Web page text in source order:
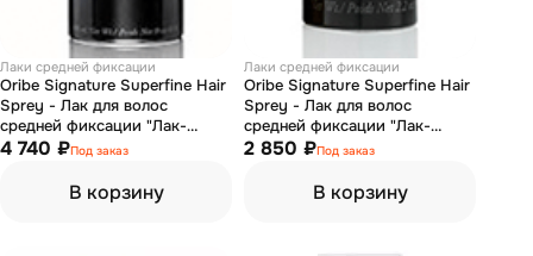
Лаки средней фиксации
Oribe Signature Superfine Hair
Sprey - Лак для волос
средней фиксации "Лак-
невесомость" 300 мл
4 740 ₽Под заказ
В корзину
Лаки средней фиксации
Oribe Signature Superfine Hair
Sprey - Лак для волос
средней фиксации "Лак-
невесомость" 80 мл
2 850 ₽Под заказ
В корзину